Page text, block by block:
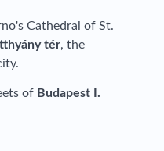
Cathedral of St.
tér, the
of Budapest I.